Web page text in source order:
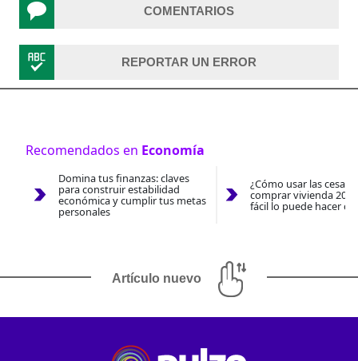
COMENTARIOS
REPORTAR UN ERROR
Recomendados en Economía
Domina tus finanzas: claves
para construir estabilidad
económica y cumplir tus metas
personales
¿Cómo usar las
comprar vivienda
fácil lo puede hacer
Artículo nuevo